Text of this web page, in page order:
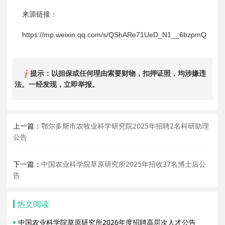
来源链接：
https://mp.weixin.qq.com/s/QShARe71UeD_N1__6bzpmQ
提示：以担保或任何理由索要财物，扣押证照，均涉嫌违
法。一经发现，立即举报。
上一篇：鄂尔多斯市农牧业科学研究院2025年招聘2名科研助理
公告
下一篇：中国农业科学院草原研究所2025年招收37名博士后公
告
热文阅读
中国农业科学院草原研究所2026年度招聘高层次人才公告